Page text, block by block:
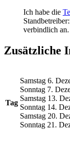
Ich habe die
verbindlich an.
Zusätzliche
Tag
Samstag 6.
Sonntag 7.
Samstag 13.
Sonntag 14.
Samstag 20.
Sonntag 21.